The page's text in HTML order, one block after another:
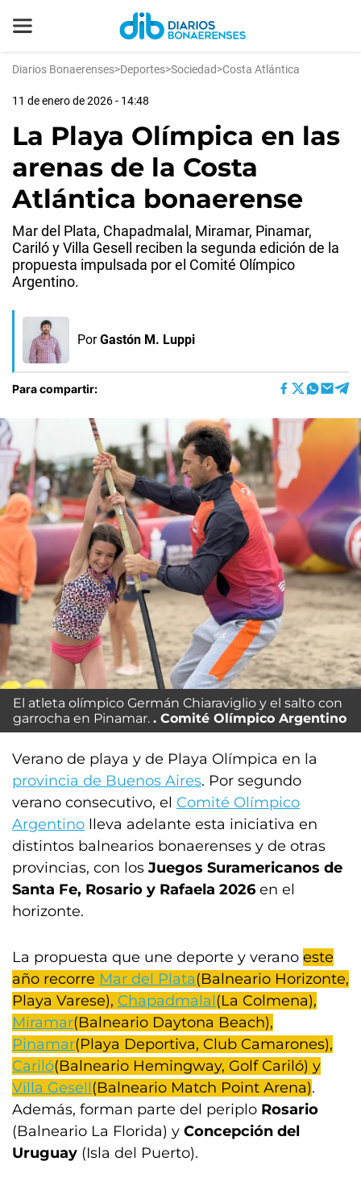
Diarios Bonaerenses>Deportes>Sociedad>Costa Atlántica
11 de enero de 2026 - 14:48
La Playa Olímpica en las
arenas de la Costa
Atlántica bonaerense
Mar del Plata, Chapadmalal, Miramar, Pinamar,
Cariló y Villa Gesell reciben la segunda edición de la
propuesta impulsada por el Comité Olímpico
Argentino.
Por Gastón M. Luppi
Para compartir:
El atleta olímpico Germán Chiaraviglio y el salto con
garrocha en Pinamar.
Comité Olímpico Argentino
Verano de playa y de Playa Olímpica en la
provincia de Buenos Aires. Por segundo
verano consecutivo, el Comité Olímpico
Argentino lleva adelante esta iniciativa en
distintos balnearios bonaerenses y de otras
provincias, con los Juegos Suramericanos de
Santa Fe, Rosario y Rafaela 2026 en el
horizonte.
La propuesta que une deporte y verano este
año recorre Mar del Plata(Balneario Horizonte,
Playa Varese), Chapadmalal(La Colmena),
Miramar(Balneario Daytona Beach),
Pinamar(Playa Deportiva, Club Camarones),
Cariló(Balneario Hemingway, Golf Cariló) y
Villa Gesell(Balneario Match Point Arena).
Además, forman parte del periplo Rosario
(Balneario La Florida) y Concepción del
Uruguay (Isla del Puerto).